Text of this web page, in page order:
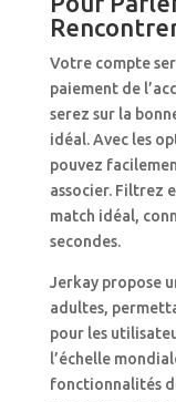
Votre compte
paiement de
serez sur la
idéal. Avec les
pouvez
associer. Filtrez
match idéal,
secondes.
Jerkay propose
adultes,
pour les
l’échelle
fonctionnalités